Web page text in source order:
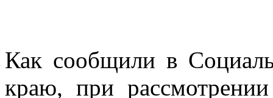
Как сообщили в
краю, при рассмотрении